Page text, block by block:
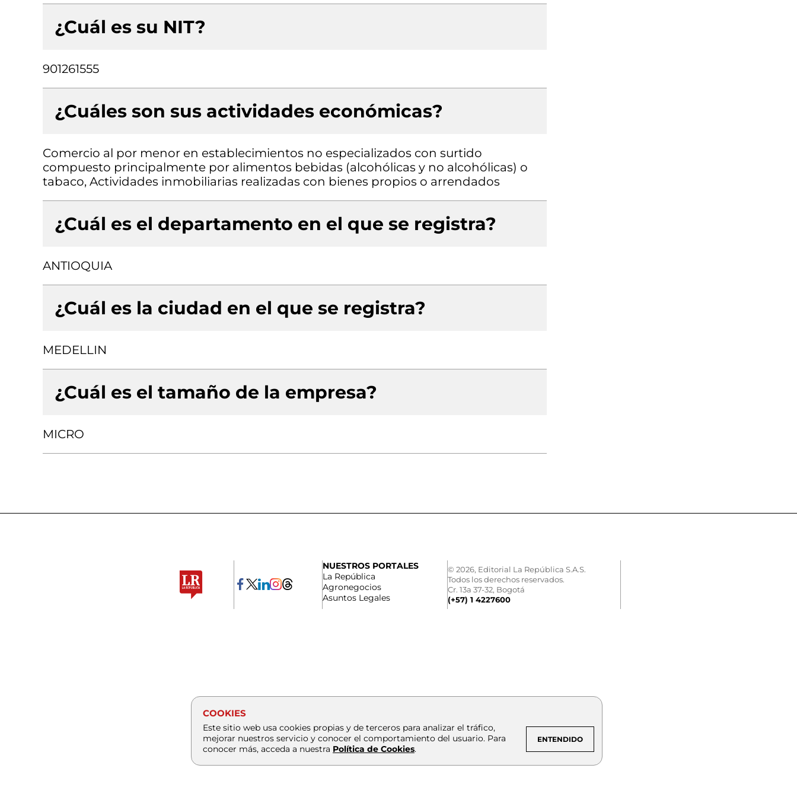
¿Cuál es su NIT?
901261555
¿Cuáles son sus actividades económicas?
Comercio al por menor en establecimientos no especializados con surtido
compuesto principalmente por alimentos bebidas (alcohólicas y no alcohólicas) o
tabaco, Actividades inmobiliarias realizadas con bienes propios o arrendados
¿Cuál es el departamento en el que se registra?
ANTIOQUIA
¿Cuál es la ciudad en el que se registra?
MEDELLIN
¿Cuál es el tamaño de la empresa?
MICRO
NUESTROS PORTALES
La República
Agronegocios
Asuntos Legales
© 2026, Editorial La República S.A.S.
Todos los derechos reservados.
Cr. 13a 37-32, Bogotá
(+57) 1 4227600
COOKIES
Este sitio web usa cookies propias y de terceros para analizar el tráfico,
mejorar nuestros servicio y conocer el comportamiento del usuario. Para
conocer más, acceda a nuestra Política de Cookies.
ENTENDIDO